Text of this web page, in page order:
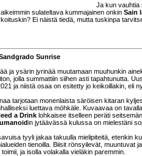
Ja kun vauhtia
sulateltava kummajainen onkin Sain
Ei näistä tiedä, mutta tuskinpa
Sunrise
ja ysärin jyrinää muutamaan muuhunkin
jolla summattiin siihen asti tapahtunutta.
ja niistä osaa on esitetty jo keikoillakin, eli
tarjotaan monenlaista säröisen kitaran
luettava möhkäle. Kuvaavaa on
a Drink lohkaisee itselleen peräti
in jytäävässä kulussa on mielestäni
tyyli jakaa takuulla mielipiteitä, etenkin
tienoilla. Biisit rönsyilevät, muuntuvat
ja isolla volakalla vieläkin paremmin.